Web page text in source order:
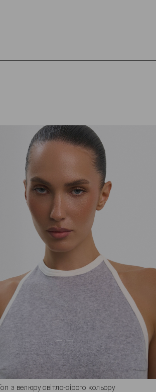
Топ з велюру світло-сірого кольору